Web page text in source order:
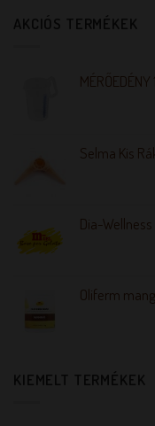
AKCIÓS TERMÉKEK
MÉRŐEDÉNY
Selma Kis
Dia-
Oliferm
KIEMELT TERMÉKEK